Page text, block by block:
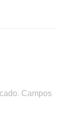
Campos